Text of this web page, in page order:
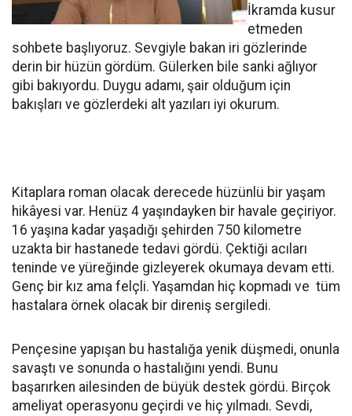
İkramda kusur
etmeden
sohbete başlıyoruz. Sevgiyle bakan iri gözlerinde
derin bir hüzün gördüm. Gülerken bile sanki ağlıyor
gibi bakıyordu. Duygu adamı, şair olduğum için
bakışları ve gözlerdeki alt yazıları iyi okurum.
Kitaplara roman olacak derecede hüzünlü bir yaşam
hikâyesi var. Henüz 4 yaşındayken bir havale geçiriyor.
16 yaşına kadar yaşadığı şehirden 750 kilometre
uzakta bir hastanede tedavi gördü. Çektiği acıları
teninde ve yüreğinde gizleyerek okumaya devam etti.
Genç bir kız ama felçli. Yaşamdan hiç kopmadı ve tüm
hastalara örnek olacak bir direniş sergiledi.
Pençesine yapışan bu hastalığa yenik düşmedi, onunla
savaştı ve sonunda o hastalığını yendi. Bunu
başarırken ailesinden de büyük destek gördü. Birçok
ameliyat operasyonu geçirdi ve hiç yılmadı. Sevdi,